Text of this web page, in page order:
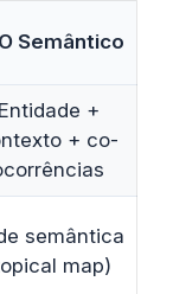
Semântico
Entidade +
+ co-
semântica
map)